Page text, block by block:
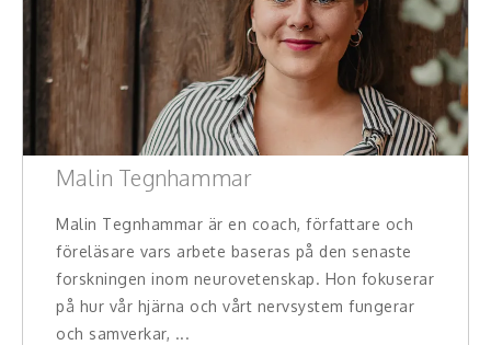
Malin Tegnhammar
Malin Tegnhammar är en coach, författare och
föreläsare vars arbete baseras på den senaste
forskningen inom neurovetenskap. Hon fokuserar
på hur vår hjärna och vårt nervsystem fungerar
och samverkar, ...